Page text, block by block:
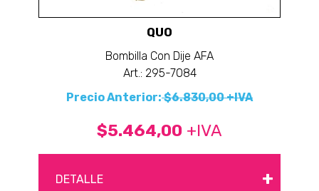
QUO
Bombilla Con Dije AFA
Art.: 295-7084
Precio Anterior:$6.830,00 +IVA
$5.464,00 +IVA
DETALLE +